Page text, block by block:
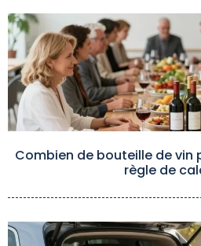
Combien de bouteille de vin
règle de